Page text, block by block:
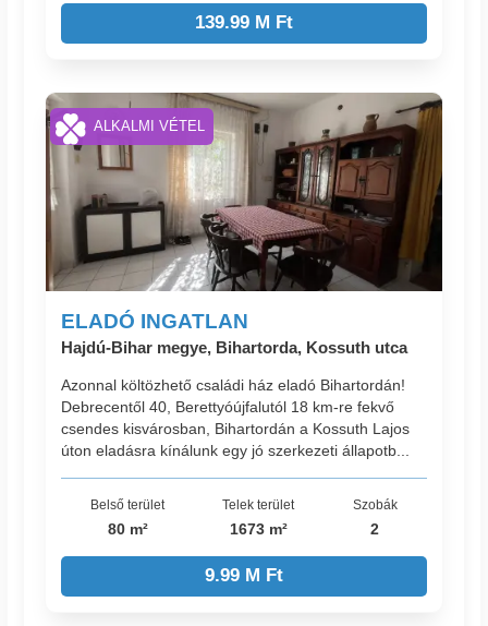
139.99 M Ft
ELADÓ INGATLAN
Hajdú-Bihar megye, Bihartorda, Kossuth utca
Azonnal költözhető családi ház eladó Bihartordán!
Debrecentől 40, Berettyóújfalutól 18 km-re fekvő
csendes kisvárosban, Bihartordán a Kossuth Lajos
úton eladásra kínálunk egy jó szerkezeti állapotb...
Belső terület
80 m²
Telek terület
1673 m²
Szobák
2
9.99 M Ft
ALKALMI VÉTEL